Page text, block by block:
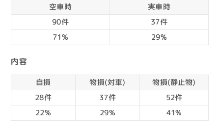
空車時 実車時
90件 37件
71% 29%
内容
自損 物損(対車) 物損(静止物)
28件 37件 52件
22% 29% 41%